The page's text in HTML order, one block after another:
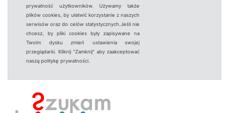
prywatność użytkowników. Używamy także
plików cookies, by ułatwić korzystanie z naszych
serwisów oraz do celów statystycznych.Jeśli nie
chcesz, by pliki cookies były zapisywane na
Twoim dysku zmień ustawienia swojej
przeglądarki. Kliknij "Zamknij" aby zaakceptować
naszą politykę prywatności.